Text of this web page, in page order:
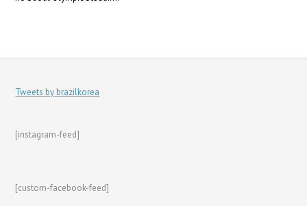
Tweets by brazilkorea
[instagram-feed]
[custom-facebook-feed]